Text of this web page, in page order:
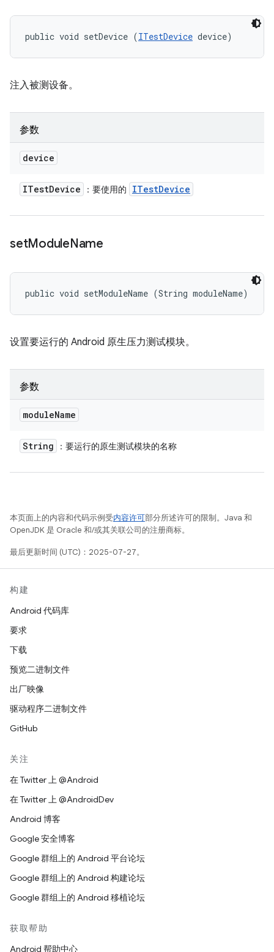
public void setDevice (ITestDevice device)
注入被测设备。
参数
device
ITestDevice ：要使用的 ITestDevice
setModuleName
public void setModuleName (String moduleName)
设置要运行的 Android 原生压力测试模块。
参数
moduleName
String ：要运行的原生测试模块的名称
本页面上的内容和代码示例受内容许可部分所述许可的限制。Java 和
OpenJDK 是 Oracle 和/或其关联公司的注册商标。
最后更新时间 (UTC)：2025-07-27。
构建
Android 代码库
要求
下载
预览二进制文件
出厂映像
驱动程序二进制文件
GitHub
关注
在 Twitter 上 @Android
在 Twitter 上 @AndroidDev
Android 博客
Google 安全博客
Google 群组上的 Android 平台论坛
Google 群组上的 Android 构建论坛
Google 群组上的 Android 移植论坛
获取帮助
Android 帮助中心